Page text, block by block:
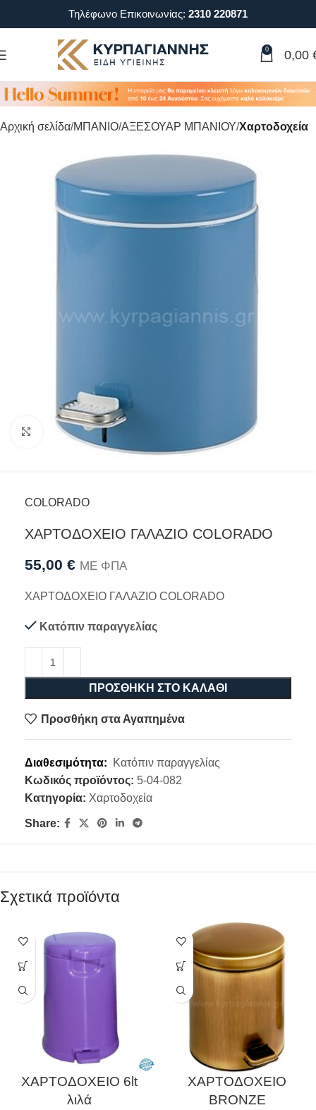
Τηλέφωνο Επικοινωνίας: 2310 220871
0 0,00
Αρχική σελίδα ΜΠΑΝΙΟ ΑΞΕΣΟΥΑΡ ΜΠΑΝΙΟΥ Χαρτοδοχεία
Προβολή
COLORADO
ΧΑΡΤΟΔΟΧΕΙΟ ΓΑΛΑΖΙΟ COLORADO
55,00 € ΜΕ ΦΠΑ
ΧΑΡΤΟΔΟΧΕΙΟ ΓΑΛΑΖΙΟ COLORADO
Κατόπιν παραγγελίας
ΠΡΟΣΘΉΚΗ ΣΤΟ ΚΑΛΆΘΙ
Προσθήκη στα Αγαπημένα
Διαθεσιμότητα:
Κατόπιν παραγγελίας
Κωδικός προϊόντος: 5-04-082
Κατηγορία: Χαρτοδοχεία
Share:
Σχετικά προϊόντα
ΧΑΡΤΟΔΟΧΕΙΟ 6lt
λιλά
ΧΑΡΤΟΔΟΧΕΙΟ
BRONZE